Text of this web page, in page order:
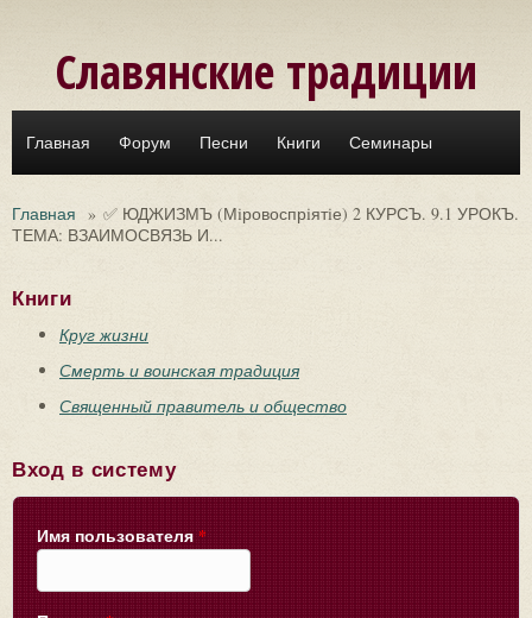
Славянские традиции
Главная Форум Песни Книги Семинары
Главная » ✅ ЮДЖИЗМЪ (Мiровоспрiятiе) 2 КУРСЪ. 9.1 УРОКЪ.
ТЕМА: ВЗАИМОСВЯЗЬ И...
Книги
Круг жизни
Смерть и воинская традиция
Священный правитель и общество
Вход в систему
Имя пользователя *